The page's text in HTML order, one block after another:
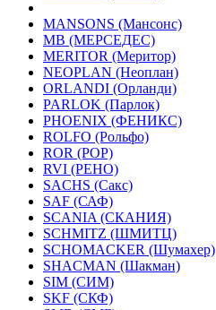
MANSONS (Мансонс)
MB (МЕРСЕДЕС)
MERITOR (Меритор)
NEOPLAN (Неоплан)
ORLANDI (Орланди)
PARLOK (Парлок)
PHOENIX (ФЕНИКС)
ROLFO (Рольфо)
ROR (РОР)
RVI (РЕНО)
SACHS (Сакс)
SAF (САФ)
SCANIA (СКАНИЯ)
SCHMITZ (ШМИТЦ)
SCHOMACKER (Шумахер)
SHACMAN (Шакман)
SIM (СИМ)
SKF (СКФ)